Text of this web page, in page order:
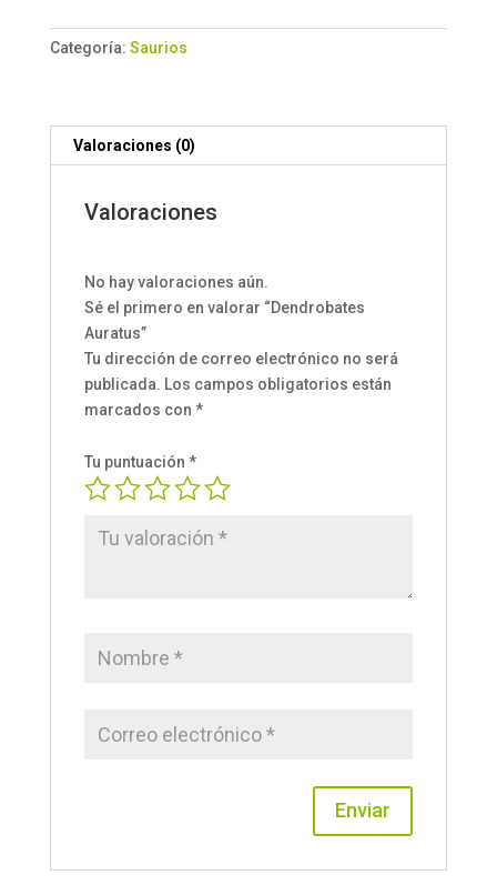
Categoría: Saurios
Valoraciones (0)
Valoraciones
No hay valoraciones aún.
Sé el primero en valorar “Dendrobates
Auratus”
Tu dirección de correo electrónico no será
publicada. Los campos obligatorios están
marcados con *
Tu puntuación *